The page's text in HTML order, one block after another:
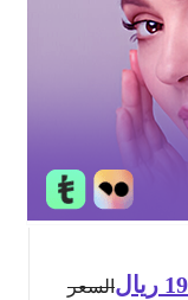
ريالالسعر